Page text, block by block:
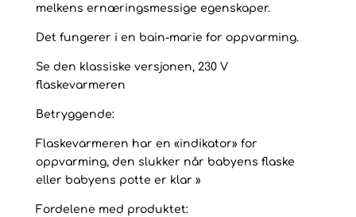
melkens ernæringsmessige egenskaper.
Det fungerer i en bain-marie for oppvarming.
Se den klassiske versjonen, 230 V
flaskevarmeren
Betryggende:
Flaskevarmeren har en «indikator» for
oppvarming, den slukker når babyens flaske
eller babyens potte er klar »
Fordelene med produktet: